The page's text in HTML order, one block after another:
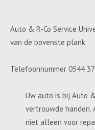
Auto & R-Co Service
van de bovenste plank
Telefoonnummer 0544
Uw auto is bij Auto
vertrouwde handen.
niet alleen voor